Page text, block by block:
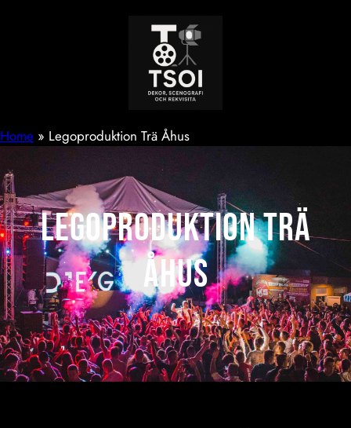
Home » Legoproduktion Trä Åhus
Legoproduktion Trä
Åhus